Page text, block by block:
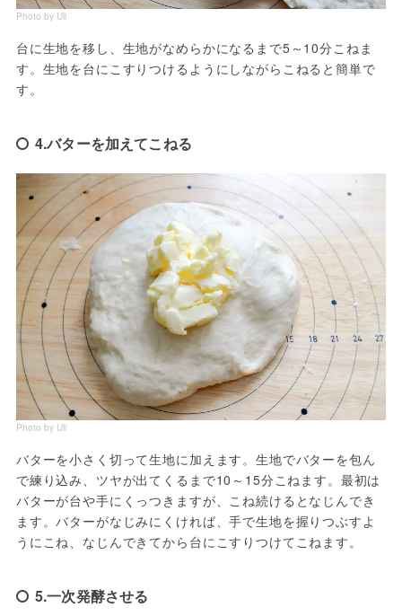
Photo by Uli
台に生地を移し、生地がなめらかになるまで5～10分こねま
す。生地を台にこすりつけるようにしながらこねると簡単で
す。
4.バターを加えてこねる
Photo by Uli
バターを小さく切って生地に加えます。生地でバターを包ん
で練り込み、ツヤが出てくるまで10～15分こねます。最初は
バターが台や手にくっつきますが、こね続けるとなじんでき
ます。バターがなじみにくければ、手で生地を握りつぶすよ
うにこね、なじんできてから台にこすりつけてこねます。
5.一次発酵させる